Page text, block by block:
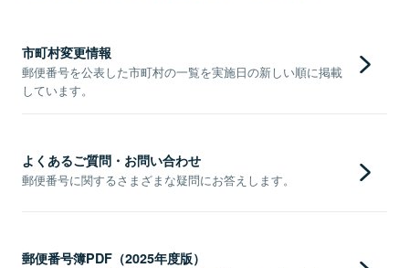
市町村変更情報
郵便番号を公表した市町村の一覧を実施日の新しい順に掲載
しています。
よくあるご質問・お問い合わせ
郵便番号に関するさまざまな疑問にお答えします。
郵便番号簿PDF（2025年度版）